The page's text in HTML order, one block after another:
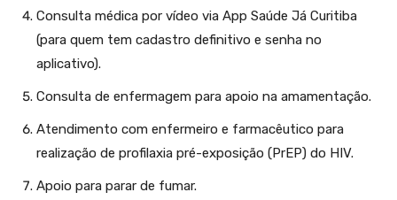
Consulta médica por vídeo via App Saúde Já Curitiba
(para quem tem cadastro definitivo e senha no
aplicativo).
Consulta de enfermagem para apoio na amamentação.
Atendimento com enfermeiro e farmacêutico para
realização de profilaxia pré-exposição (PrEP) do HIV.
Apoio para parar de fumar.